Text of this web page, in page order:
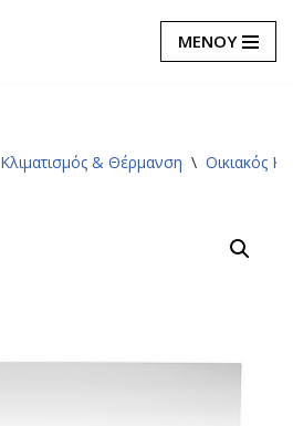
ΜΕΝΟΥ
Κλιματισμός & Θέρμανση \ Οικιακός